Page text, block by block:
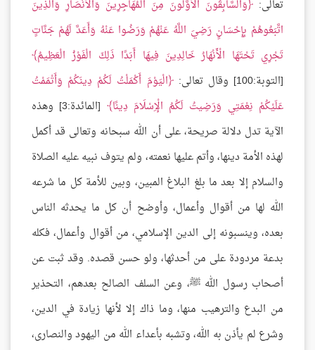
تعالى:
وَالسَّابِقُونَ الْأَوَّلُونَ مِنَ الْمُهَاجِرِينَ وَالْأَنْصَارِ وَالَّذِينَ
اتَّبَعُوهُمْ بِإِحْسَانٍ رَضِيَ اللَّهُ عَنْهُمْ وَرَضُوا عَنْهُ وَأَعَدَّ لَهُمْ جَنَّاتٍ
تَجْرِي تَحْتَهَا الْأَنْهَارُ خَالِدِينَ فِيهَا أَبَدًا ذَلِكَ الْفَوْزُ الْعَظِيمُ
[التوبة:100] وقال تعالى:
الْيَوْمَ أَكْمَلْتُ لَكُمْ دِينَكُمْ وَأَتْمَمْتُ
عَلَيْكُمْ نِعْمَتِي وَرَضِيتُ لَكُمُ الْإِسْلَامَ دِينًا
[المائدة:3] وهذه
الآية تدل دلالة صريحة، على أن الله سبحانه وتعالى قد أكمل
لهذه الأمة دينها، وأتم عليها نعمته، ولم يتوف نبيه عليه الصلاة
والسلام إلا بعد ما بلغ البلاغ المبين، وبين للأمة كل ما شرعه
الله لها من أقوال وأعمال، وأوضح أن كل ما يحدثه الناس
بعده، وينسبونه إلى الدين الإسلامي، من أقوال وأعمال، فكله
بدعة مردودة على من أحدثها، ولو حسن قصده. وقد ثبت عن
أصحاب رسول الله ﷺ، وعن السلف الصالح بعدهم، التحذير
من البدع والترهيب منها، وما ذاك إلا لأنها زيادة في الدين،
وشرع لم يأذن به الله، وتشبه بأعداء الله من اليهود والنصارى،